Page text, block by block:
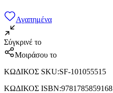
Αγαπημένα
Σύγκρινέ το
Μοιράσου το
ΚΩΔΙΚΟΣ SKU:SF-101055515
ΚΩΔΙΚΟΣ ISBN:9781785859168